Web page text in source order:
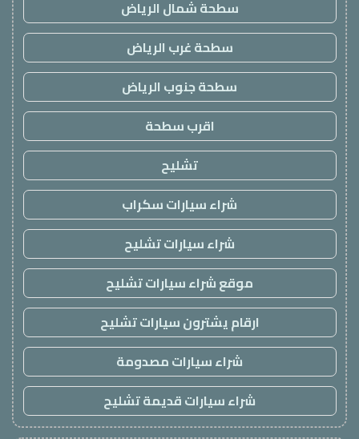
سطحة شمال الرياض
سطحة غرب الرياض
سطحة جنوب الرياض
اقرب سطحة
تشليح
شراء سيارات سكراب
شراء سيارات تشليح
موقع شراء سيارات تشليح
ارقام يشترون سيارات تشليح
شراء سيارات مصدومة
شراء سيارات قديمة تشليح